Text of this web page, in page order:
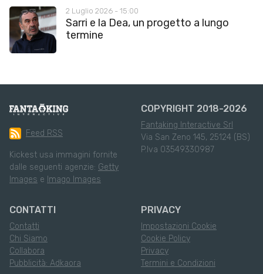
2 Luglio 2026 - 15:00
Sarri e la Dea, un progetto a lungo
termine
Feed RSS
Kickest usa immagini fornite
dalle seguenti agenzie: Getty
Images e Imago Images
COPYRIGHT 2018-2026
Fantaking Interactive Srl
Via San Zeno 145, 25124 (BS)
P.Iva 03549330987
CONTATTI
Contatti
Chi Siamo
Collabora
Pubblicità: Adkaora
PRIVACY
Impostazioni Cookie
Cookie Policy
Privacy
Termini e Condizioni